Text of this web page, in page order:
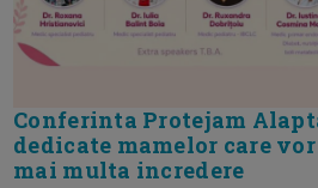
Conferinta Protejam
dedicate mamelor care
mai multa incredere